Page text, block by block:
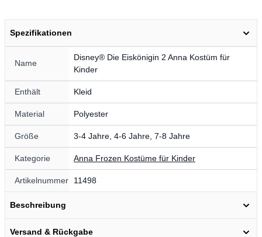
Spezifikationen
Name
Disney® Die Eiskönigin 2 Anna Kostüm für
Kinder
Enthält Kleid
Material Polyester
Größe 3-4 Jahre, 4-6 Jahre, 7-8 Jahre
Kategorie Anna Frozen Kostüme für Kinder
Artikelnummer 11498
Beschreibung
Versand & Rückgabe